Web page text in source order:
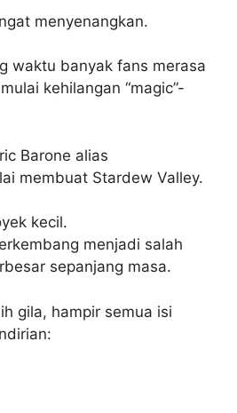
menyenangkan.
waktu banyak fans merasa
kehilangan “magic”-
Barone alias
membuat Stardew Valley.
kecil.
menjadi salah
sepanjang masa.
gila, hampir semua isi